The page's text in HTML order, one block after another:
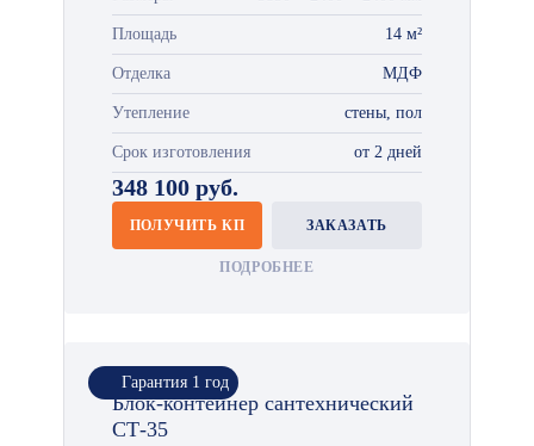
Площадь 14 м²
Отделка МДФ
Утепление стены, пол
Срок изготовления от 2 дней
348 100 руб.
ПОЛУЧИТЬ КП ЗАКАЗАТЬ
ПОДРОБНЕЕ
Гарантия 1 год
Блок-контейнер сантехнический
СТ-35